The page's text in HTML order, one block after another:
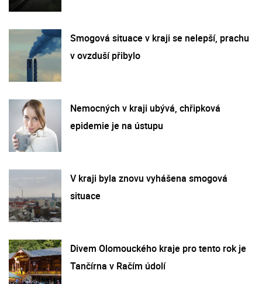
Smogová situace v kraji se nelepší, prachu
v ovzduší přibylo
Nemocných v kraji ubývá, chřipková
epidemie je na ústupu
V kraji byla znovu vyhášena smogová
situace
Divem Olomouckého kraje pro tento rok je
Tančírna v Račím údolí